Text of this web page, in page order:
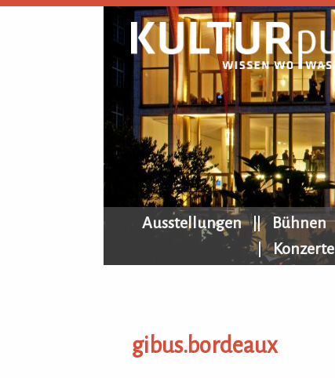
KULTURpur Navigation
Ausstellungen Bühnen
Konzerte
gibus.bordeaux